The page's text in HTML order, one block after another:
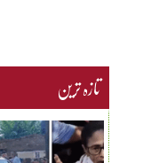
تازہ ترین